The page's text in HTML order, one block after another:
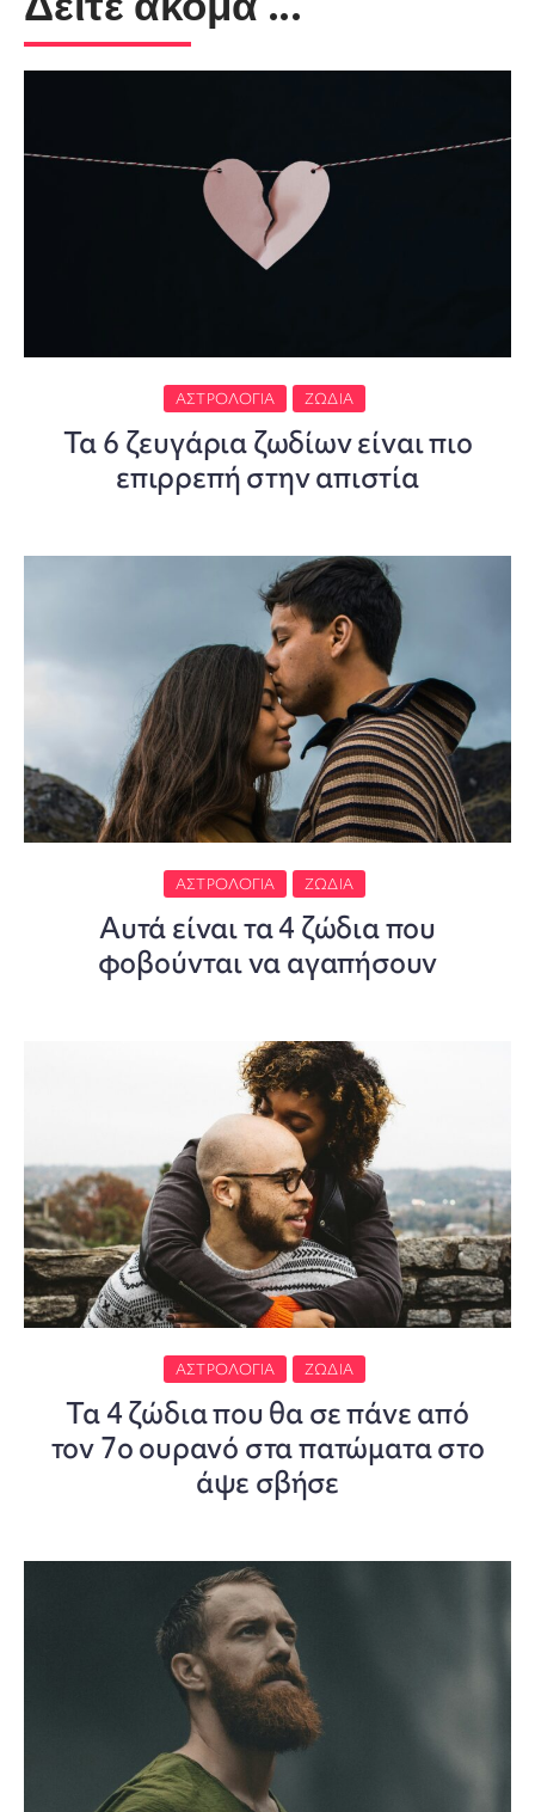
ΑΣΤΡΟΛΟΓΊΑ ΖΏΔΙΑ
Τα 6 ζευγάρια ζωδίων είναι πιο
επιρρεπή στην απιστία
ΑΣΤΡΟΛΟΓΊΑ ΖΏΔΙΑ
Αυτά είναι τα 4 ζώδια που
φοβούνται να αγαπήσουν
ΑΣΤΡΟΛΟΓΊΑ ΖΏΔΙΑ
Τα 4 ζώδια που θα σε πάνε από
τον 7ο ουρανό στα πατώματα στο
άψε σβήσε